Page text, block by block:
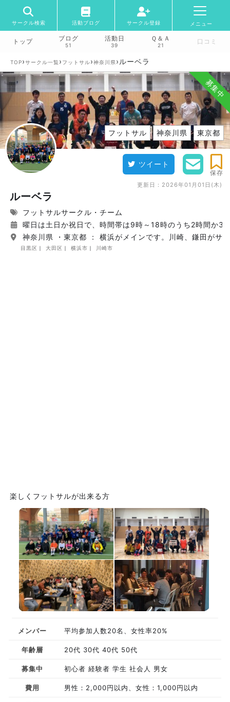
サークル検索 活動ブログ サークル登録 メニュー
トップ ブログ
51
活動日
39
Ｑ＆Ａ
21 口コミ
TOP›サークル一覧 › フットサル›神奈川県› ルーベラ
募集中
フットサル 神奈川県 東京都
ツイート
保存
更新日： 2026年01月01日(木)
ルーベラ
フットサルサークル・チーム
曜日は土日か祝日で、時間帯は9時～18時のうち2時間か3
神奈川県 ・東京都 ： 横浜がメインです。川崎、鎌田がサ
目黒区 大田区 横浜市 川崎市
楽しくフットサルが出来る方
メンバー 平均参加人数20名、女性率20%
年齢層 20代 30代 40代 50代
募集中 初心者 経験者 学生 社会人 男女
費用 男性：2,000円以内、女性：1,000円以内